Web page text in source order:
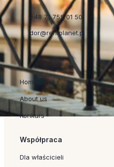
+48 71 755 01 50
dor@rentplanet.pl
Szybkie linki
Home
About us
Konkurs
Współpraca
Dla właścicieli